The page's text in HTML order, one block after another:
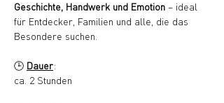
Geschichte, Handwerk und Emotion – ideal
für Entdecker, Familien und alle, die das
Besondere suchen.
🕒 Dauer:
ca. 2 Stunden